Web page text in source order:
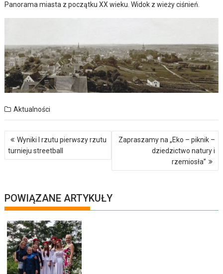
Panorama miasta z początku XX wieku. Widok z wieży ciśnień.
Aktualności
Nawigacja
wpisu
Wyniki I rzutu pierwszy rzutu
turnieju streetball
Zapraszamy na „Eko – piknik –
dziedzictwo natury i
rzemiosła”
POWIĄZANE ARTYKUŁY